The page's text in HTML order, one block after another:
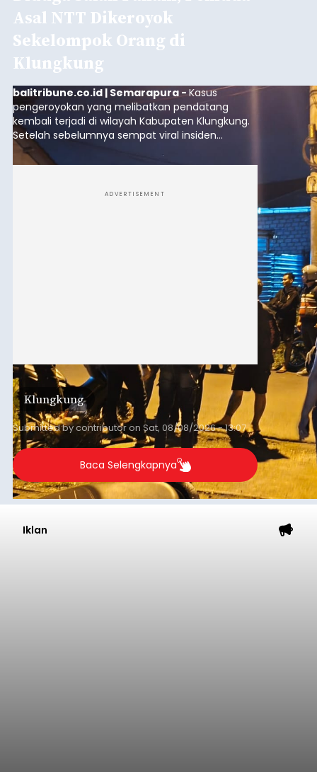
Asal NTT Dikeroyok
Sekelompok Orang di
Klungkung
balitribune.co.id | Semarapura -Kasus
pengeroyokan yang melibatkan pendatang
kembali terjadi di wilayah Kabupaten Klungkung.
Setelah sebelumnya sempat viral insiden
keributan di barat Pasar Galiran, peristiwa serupa
kini menimpa seorang pemuda asal Kabupaten
ADVERTISEMENT
Klungkung
Submitted bycontributoron Sat, 08/08/2026 - 13:07
Baca Selengkapnya
Iklan